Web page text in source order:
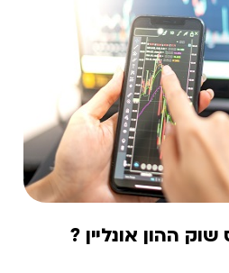
ההון אונליין ?